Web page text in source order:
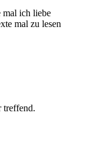
ich liebe
mal zu lesen
treffend.